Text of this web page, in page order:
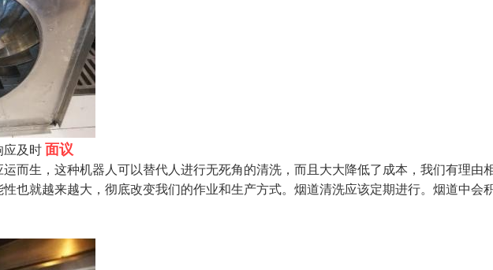
应及时面议
而生，这种机器人可以替代人进行无死角的清洗，而且大大降低了成本，我们有理由
也就越来越大，彻底改变我们的作业和生产方式。烟道清洗应该定期进行。烟道中会